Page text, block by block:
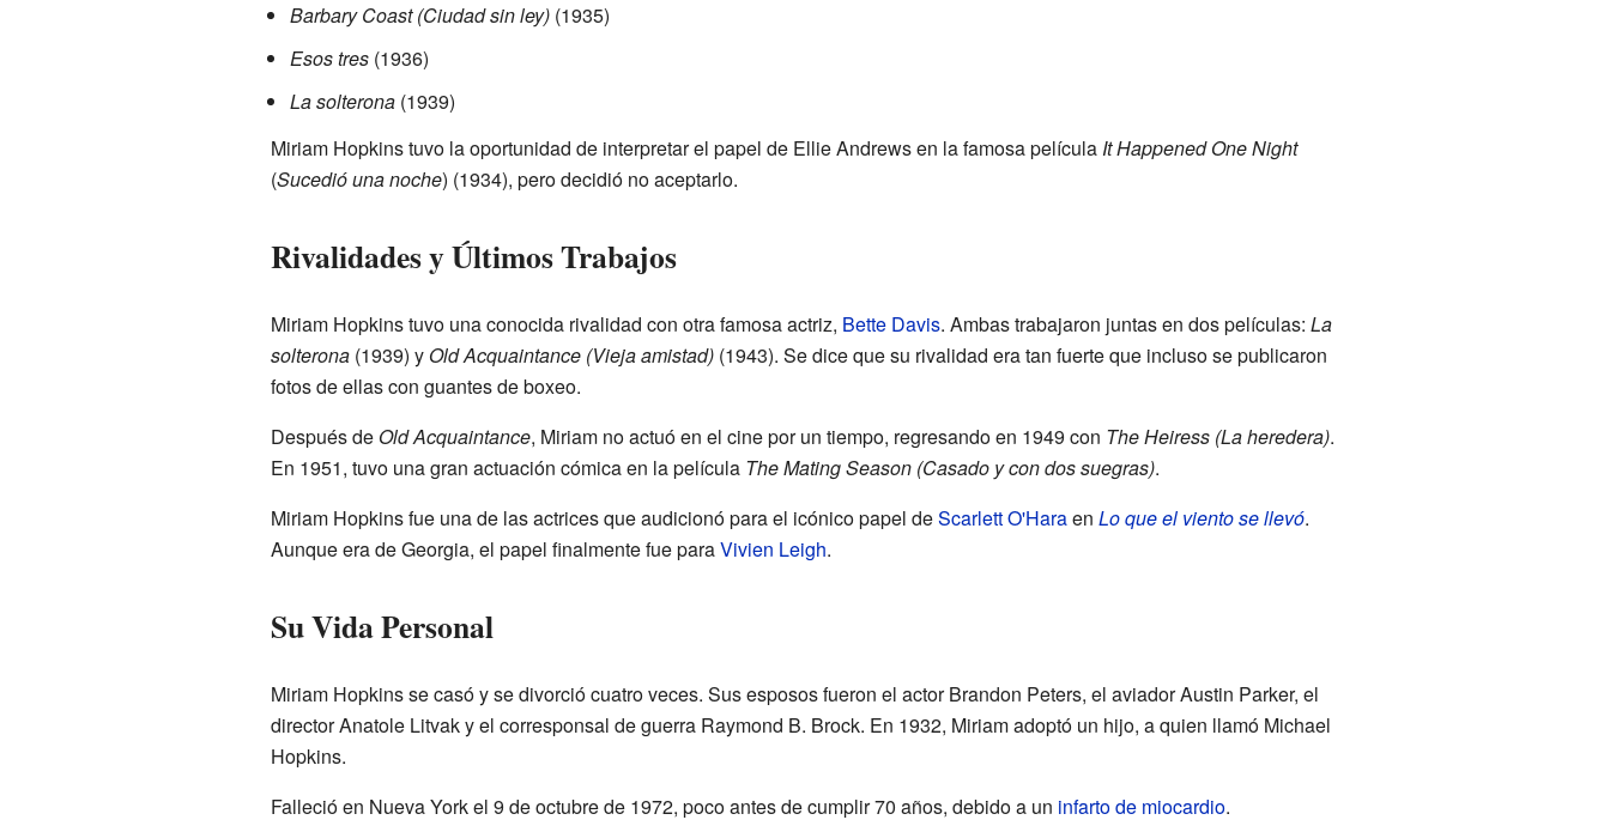
Barbary Coast (Ciudad sin ley)(1935)
Esos tres(1936)
La solterona(1939)
Miriam Hopkins tuvo la oportunidad de interpretar el papel de Ellie Andrews en la famosa película It Happened One Night
(Sucedió una noche) (1934), pero decidió no aceptarlo.
Rivalidades y Últimos Trabajos
Miriam Hopkins tuvo una conocida rivalidad con otra famosa actriz, Bette Davis. Ambas trabajaron juntas en dos películas: La
solterona(1939) y Old Acquaintance (Vieja amistad)(1943). Se dice que su rivalidad era tan fuerte que incluso se publicaron
fotos de ellas con guantes de boxeo.
Después de Old Acquaintance, Miriam no actuó en el cine por un tiempo, regresando en 1949 con The Heiress (La heredera).
En 1951, tuvo una gran actuación cómica en la película The Mating Season (Casado y con dos suegras).
Miriam Hopkins fue una de las actrices que audicionó para el icónico papel deScarlett O'Haraen Lo que el viento se llevó.
Aunque era de Georgia, el papel finalmente fue paraVivien Leigh.
Su Vida Personal
Miriam Hopkins se casó y se divorció cuatro veces. Sus esposos fueron el actor Brandon Peters, el aviador Austin Parker, el
director Anatole Litvak y el corresponsal de guerra Raymond B. Brock. En 1932, Miriam adoptó un hijo, a quien llamó Michael
Hopkins.
Falleció en Nueva York el 9 de octubre de 1972, poco antes de cumplir 70 años, debido a un infarto de miocardio.